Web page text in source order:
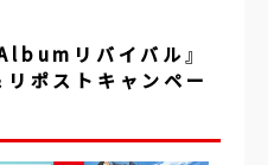
リバイバル』
ポストキャンペー